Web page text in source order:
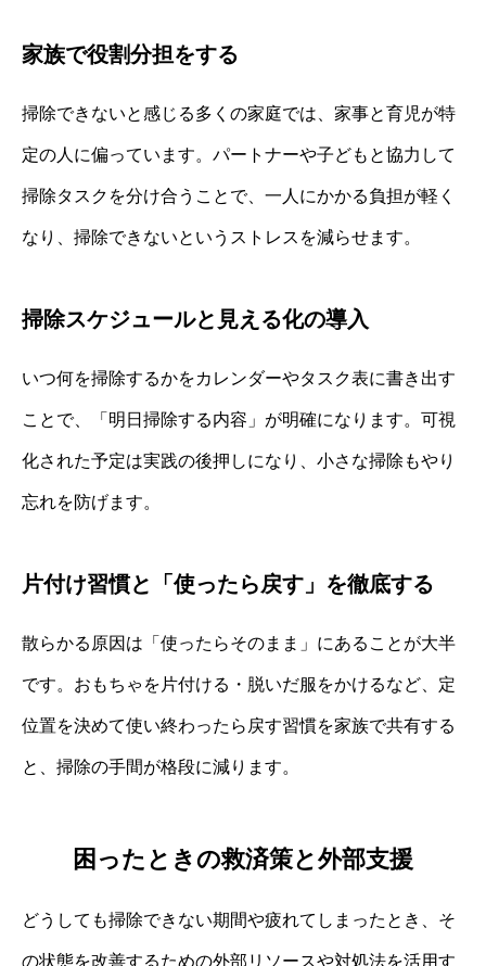
家族で役割分担をする
掃除できないと感じる多くの家庭では、家事と育児が特
定の人に偏っています。パートナーや子どもと協力して
掃除タスクを分け合うことで、一人にかかる負担が軽く
なり、掃除できないというストレスを減らせます。
掃除スケジュールと見える化の導入
いつ何を掃除するかをカレンダーやタスク表に書き出す
ことで、「明日掃除する内容」が明確になります。可視
化された予定は実践の後押しになり、小さな掃除もやり
忘れを防げます。
片付け習慣と「使ったら戻す」を徹底する
散らかる原因は「使ったらそのまま」にあることが大半
です。おもちゃを片付ける・脱いだ服をかけるなど、定
位置を決めて使い終わったら戻す習慣を家族で共有する
と、掃除の手間が格段に減ります。
困ったときの救済策と外部支援
どうしても掃除できない期間や疲れてしまったとき、そ
の状態を改善するための外部リソースや対処法を活用す